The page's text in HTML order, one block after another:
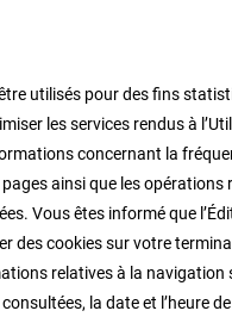
utilisés pour des fins
les services rendus à
concernant la
ainsi que les opérations
Vous êtes informé que
des cookies sur votre
relatives à la navigation
la date et l’heure